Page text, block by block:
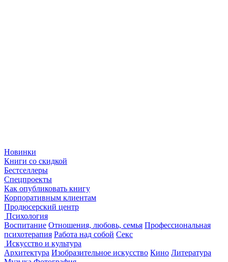
Новинки
Книги со скидкой
Бестселлеры
Спецпроекты
Как опубликовать книгу
Корпоративным клиентам
Продюсерский центр
Психология
Воспитание Отношения, любовь, семья Профессиональная
психотерапия Работа над собой Секс
Искусство и культура
Архитектура Изобразительное искусство Кино Литература